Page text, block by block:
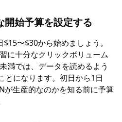
開始予算を設定する
〜$30から始めましょう。
に十分なクリックボリューム
満では、データを読めるよう
とになります。初日から1日
が生産的なのかを知る前に予算